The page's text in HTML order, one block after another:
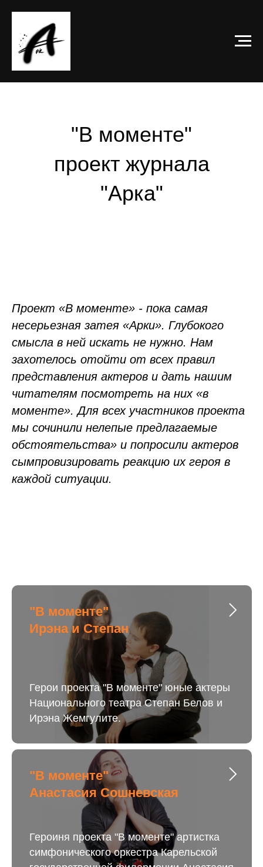
"В моменте"
проект журнала
"Арка"
Проект «В моменте» - пока самая
несерьезная затея «Арки». Глубокого
смысла в ней искать не нужно. Нам
захотелось отойти от всех правил
представления актеров и дать нашим
читателям посмотреть на них «в
моменте». Для всех участников проекта
мы сочинили нелепые предлагаемые
обстоятельства» и попросили актеров
сымпровизировать реакцию их героя в
каждой ситуации.
"В моменте"
Ирэна и Степан
Герои проекта "В моменте" юные актеры
Национального театра Степан Белов и
Ирэна Жемгулите.
"В моменте"
Анастасия Сошневская
Героиня проекта "В моменте" артистка
симфонического оркестра Карельской